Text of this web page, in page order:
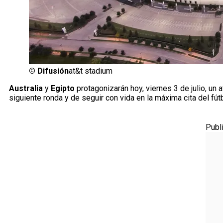
© Difusiónat&t stadium
Australia y Egipto protagonizarán hoy, viernes 3 de julio,
siguiente ronda y de seguir con vida en la máxima cita del